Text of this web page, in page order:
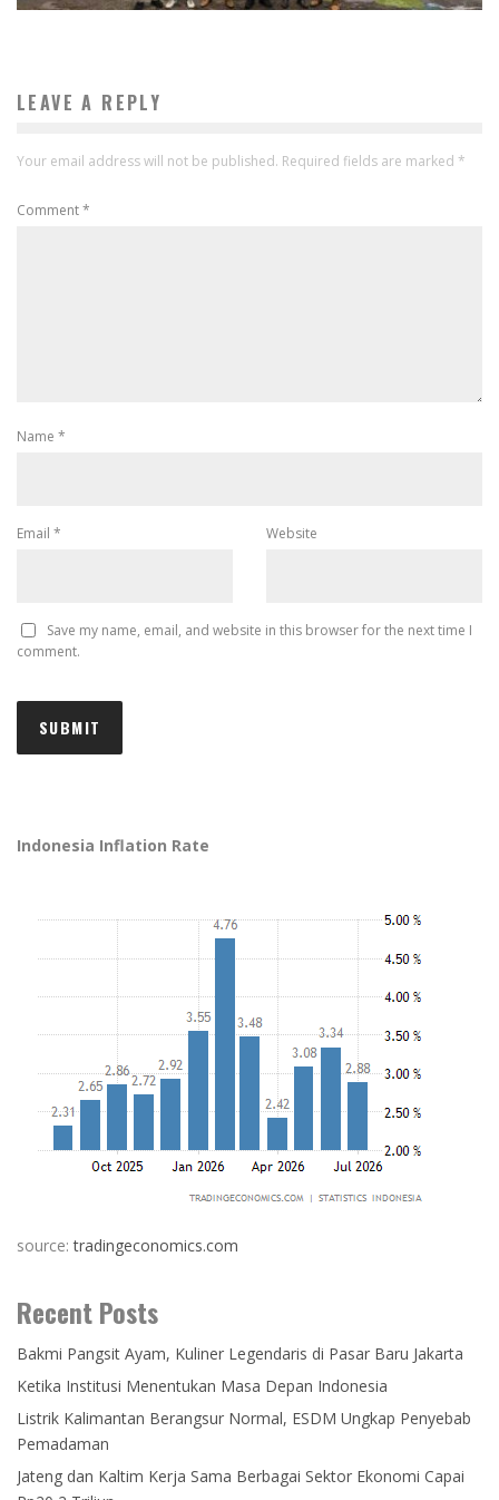
LEAVE A REPLY
Your email address will not be published. Required fields are marked *
Comment*
Name *
Email * Website
Save my name, email, and website in this browser for the next time I
comment.
Indonesia Inflation Rate
source:tradingeconomics.com
Recent Posts
Bakmi Pangsit Ayam, Kuliner Legendaris di Pasar Baru Jakarta
Ketika Institusi Menentukan Masa Depan Indonesia
Listrik Kalimantan Berangsur Normal, ESDM Ungkap Penyebab
Pemadaman
Jateng dan Kaltim Kerja Sama Berbagai Sektor Ekonomi Capai